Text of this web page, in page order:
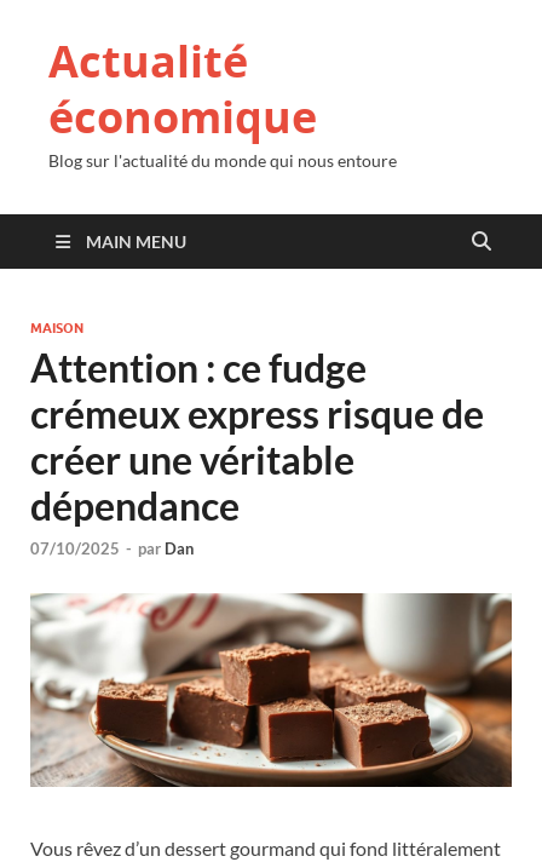
Actualité
économique
Blog sur l'actualité du monde qui nous entoure
MAIN MENU
MAISON
Attention : ce fudge
crémeux express risque de
créer une véritable
dépendance
07/10/2025 - par Dan
Vous rêvez d’un dessert gourmand qui fond littéralement